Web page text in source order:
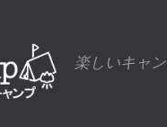
楽しいキャ